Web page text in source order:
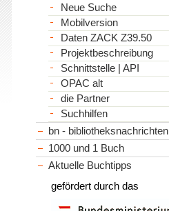
Neue Suche
Mobilversion
Daten ZACK Z39.50
Projektbeschreibung
Schnittstelle | API
OPAC alt
die Partner
Suchhilfen
bn - bibliotheksnachrichten
1000 und 1 Buch
Aktuelle Buchtipps
gefördert durch das